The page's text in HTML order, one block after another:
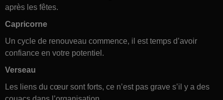
après les fêtes.
Capricorne
Un cycle de renouveau commence, il est temps d’avoir
confiance en votre potentiel.
Verseau
Les liens du cœur sont forts, ce n’est pas grave s’il y a des